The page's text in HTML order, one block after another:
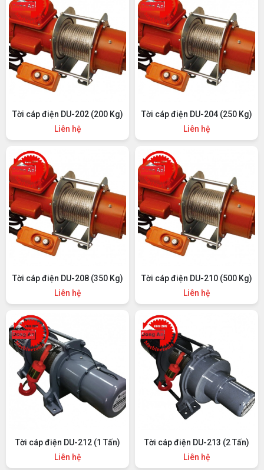
Tời cáp điện DU-202 (200 Kg)
Liên hệ
Tời cáp điện DU-204 (250 Kg)
Liên hệ
Tời cáp điện DU-208 (350 Kg)
Liên hệ
Tời cáp điện DU-210 (500 Kg)
Liên hệ
Tời cáp điện DU-212 (1 Tấn)
Liên hệ
Tời cáp điện DU-213 (2 Tấn)
Liên hệ